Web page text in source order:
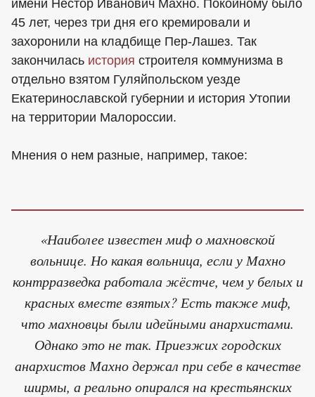
имени Нестор Иванович Махно. Покойному было
45 лет, через три дня его кремировали и
захоронили на кладбище Пер-Лашез. Так
закончилась история строителя коммунизма в
отдельно взятом Гуляйпольском уезде
Екатеринославской губернии и история Утопии
на территории Малороссии.
Мнения о нем разные, например, такое:
«Наиболее известен миф о махновской
вольнице. Но какая вольница, если у Махно
контрразведка работала жёстче, чем у белых и
красных вместе взятых? Есть также миф,
что махновцы были идейными анархистами.
Однако это не так. Приезжих городских
анархистов Махно держал при себе в качестве
ширмы, а реально опирался на крестьянских